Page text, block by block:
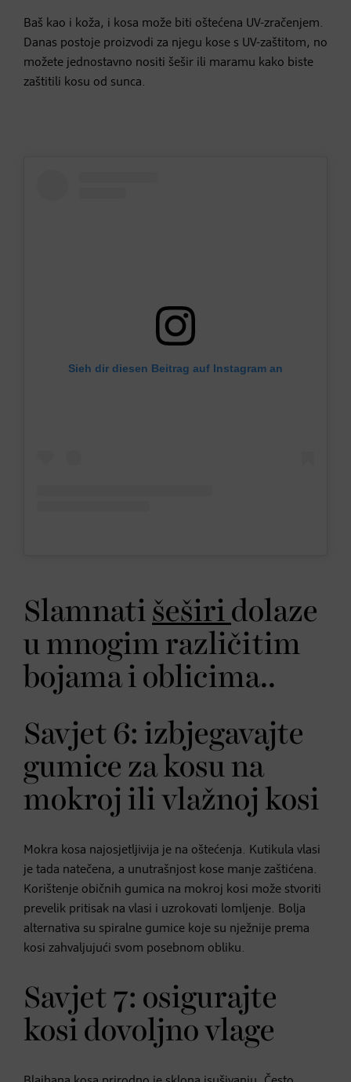
Baš kao i koža, i kosa može biti oštećena UV-zračenjem.
Danas postoje proizvodi za njegu kose s UV-zaštitom, no
možete jednostavno nositi šešir ili maramu kako biste
zaštitili kosu od sunca.
Sieh dir diesen Beitrag auf Instagram an
Slamnati šeširi dolaze
u mnogim različitim
bojama i oblicima..
Savjet 6: izbjegavajte
gumice za kosu na
mokroj ili vlažnoj kosi
Mokra kosa najosjetljivija je na oštećenja. Kutikula vlasi
je tada natečena, a unutrašnjost kose manje zaštićena.
Korištenje običnih gumica na mokroj kosi može stvoriti
prevelik pritisak na vlasi i uzrokovati lomljenje. Bolja
alternativa su spiralne gumice koje su nježnije prema
kosi zahvaljujući svom posebnom obliku.
Savjet 7: osigurajte
kosi dovoljno vlage